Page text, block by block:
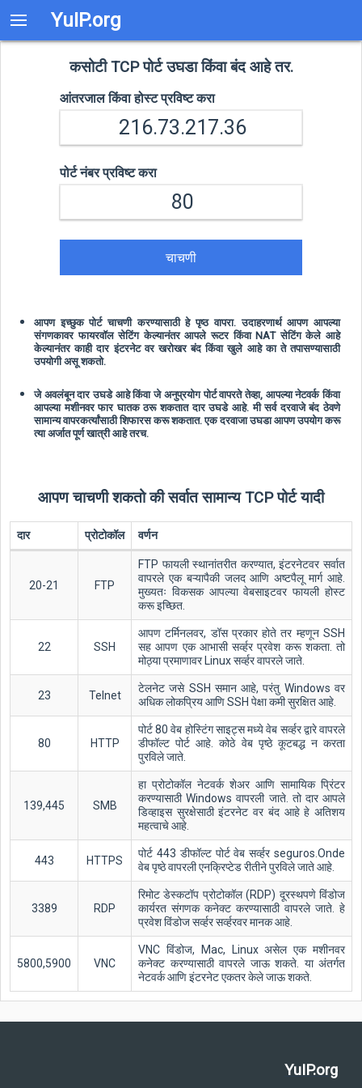
YuIP.org
कसोटी TCP पोर्ट उघडा किंवा बंद आहे तर.
आंतरजाल किंवा होस्ट प्रविष्ट करा
पोर्ट नंबर प्रविष्ट करा
चाचणी
आपण इच्छुक पोर्ट चाचणी करण्यासाठी हे पृष्ठ वापरा. उदाहरणार्थ आपण आपल्या
संगणकावर फायरवॉल सेटिंग केल्यानंतर आपले रूटर किंवा NAT सेटिंग केले आहे
केल्यानंतर काही दार इंटरनेट वर खरोखर बंद किंवा खुले आहे का ते तपासण्यासाठी
उपयोगी असू शकतो.
जे अवलंबून दार उघडे आहे किंवा जे अनुप्रयोग पोर्ट वापरते तेव्हा, आपल्या नेटवर्क किंवा
आपल्या मशीनवर फार घातक ठरू शकतात दार उघडे आहे. मी सर्व दरवाजे बंद ठेवणे
सामान्य वापरकर्त्यांसाठी शिफारस करू शकतात. एक दरवाजा उघडा आपण उपयोग करू
त्या अर्जात पूर्ण खात्री आहे तरच.
आपण चाचणी शकतो की सर्वात सामान्य TCP पोर्ट यादी
दार प्रोटोकॉल वर्णन
20-21 FTP
FTP फायली स्थानांतरीत करण्यात, इंटरनेटवर सर्वात
वापरले एक बऱ्यापैकी जलद आणि अष्टपैलू मार्ग आहे.
मुख्यतः विकसक आपल्या वेबसाइटवर फायली होस्ट
करू इच्छित.
22 SSH
आपण टर्मिनलवर, डॉस प्रकार होते तर म्हणून SSH
सह आपण एक आभासी सर्व्हर प्रवेश करू शकता. तो
मोठ्या प्रमाणावर Linux सर्व्हर वापरले जाते.
23 Telnet
टेलनेट जसे SSH समान आहे, परंतु Windows वर
अधिक लोकप्रिय आणि SSH पेक्षा कमी सुरक्षित आहे.
80 HTTP
पोर्ट 80 वेब होस्टिंग साइट्स मध्ये वेब सर्व्हर द्वारे वापरले
डीफॉल्ट पोर्ट आहे. कोठे वेब पृष्ठे कूटबद्ध न करता
पुरविले जाते.
139,445 SMB
हा प्रोटोकॉल नेटवर्क शेअर आणि सामायिक प्रिंटर
करण्यासाठी Windows वापरली जाते. तो दार आपले
डिव्हाइस सुरक्षेसाठी इंटरनेट वर बंद आहे हे अतिशय
महत्वाचे आहे.
443 HTTPS
पोर्ट 443 डीफॉल्ट पोर्ट वेब सर्व्हर seguros.Onde
वेब पृष्ठे वापरली एनक्रिप्टेड रीतीने पुरविले जाते आहे.
3389 RDP
रिमोट डेस्कटॉप प्रोटोकॉल (RDP) दूरस्थपणे विंडोज
कार्यरत संगणक कनेक्ट करण्यासाठी वापरले जाते. हे
प्रवेश विंडोज सर्व्हर सर्व्हरवर मानक आहे.
5800,5900 VNC
VNC विंडोज, Mac, Linux असेल एक मशीनवर
कनेक्ट करण्यासाठी वापरले जाऊ शकते. या अंतर्गत
नेटवर्क आणि इंटरनेट एकतर केले जाऊ शकते.
YuIP.org